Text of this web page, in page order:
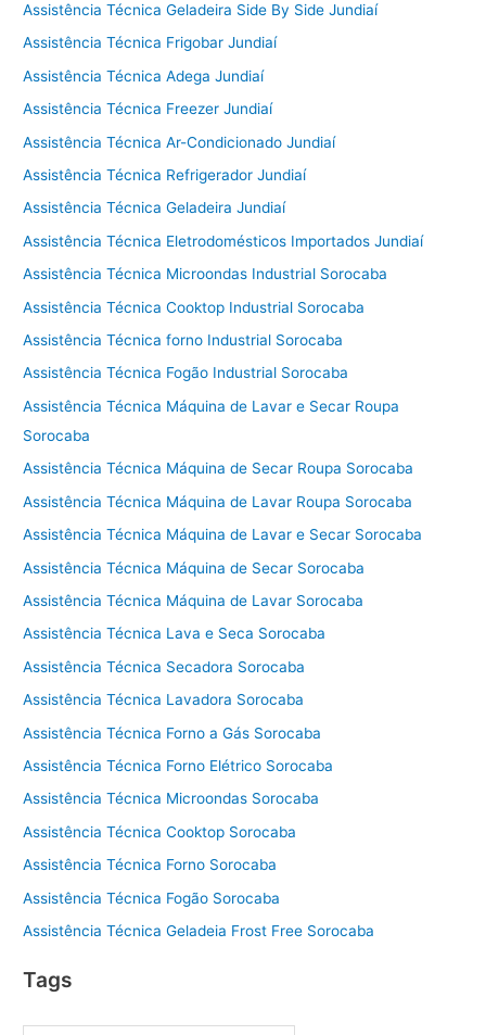
Assistência Técnica Geladeira Side By Side Jundiaí
Assistência Técnica Frigobar Jundiaí
Assistência Técnica Adega Jundiaí
Assistência Técnica Freezer Jundiaí
Assistência Técnica Ar-Condicionado Jundiaí
Assistência Técnica Refrigerador Jundiaí
Assistência Técnica Geladeira Jundiaí
Assistência Técnica Eletrodomésticos Importados Jundiaí
Assistência Técnica Microondas Industrial Sorocaba
Assistência Técnica Cooktop Industrial Sorocaba
Assistência Técnica forno Industrial Sorocaba
Assistência Técnica Fogão Industrial Sorocaba
Assistência Técnica Máquina de Lavar e Secar Roupa
Sorocaba
Assistência Técnica Máquina de Secar Roupa Sorocaba
Assistência Técnica Máquina de Lavar Roupa Sorocaba
Assistência Técnica Máquina de Lavar e Secar Sorocaba
Assistência Técnica Máquina de Secar Sorocaba
Assistência Técnica Máquina de Lavar Sorocaba
Assistência Técnica Lava e Seca Sorocaba
Assistência Técnica Secadora Sorocaba
Assistência Técnica Lavadora Sorocaba
Assistência Técnica Forno a Gás Sorocaba
Assistência Técnica Forno Elétrico Sorocaba
Assistência Técnica Microondas Sorocaba
Assistência Técnica Cooktop Sorocaba
Assistência Técnica Forno Sorocaba
Assistência Técnica Fogão Sorocaba
Assistência Técnica Geladeia Frost Free Sorocaba
Tags